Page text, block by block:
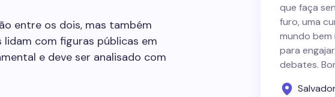
entre os dois, mas também
com figuras públicas em
e deve ser analisado com
que faça
furo, uma
mundo
para
debates.